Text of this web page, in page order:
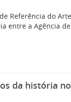
Referência do
entre a Agência
da história